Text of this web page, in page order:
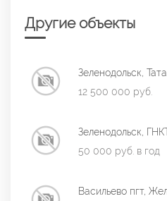
Другие объекты
Зеленодольск,
12 500 000 руб.
Зеленодольск,
50 000 руб. в год
Васильево пгт,